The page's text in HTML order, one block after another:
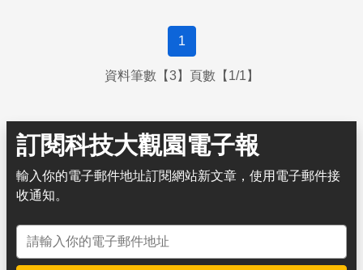
1
資料筆數【3】頁數【1/1】
訂閱科技大觀園電子報
輸入你的電子郵件地址訂閱網站新文章，使用電子郵件接
收通知。
電子郵件地址